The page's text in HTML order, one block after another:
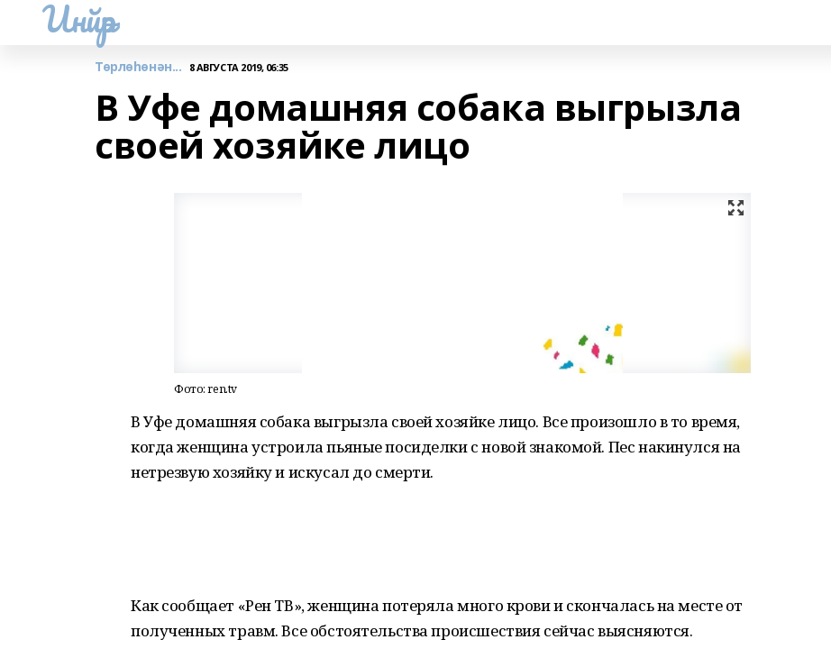
Инйәр
Төрлөһөнән... 8 АВГУСТА 2019, 06:35
В Уфе домашняя собака выгрызла
своей хозяйке лицо
Фото: ren.tv
В Уфе домашняя собака выгрызла своей хозяйке лицо. Все произошло в то время,
когда женщина устроила пьяные посиделки с новой знакомой. Пес накинулся на
нетрезвую хозяйку и искусал до смерти.
Как сообщает «Рен ТВ», женщина потеряла много крови и скончалась на месте от
полученных травм. Все обстоятельства происшествия сейчас выясняются.